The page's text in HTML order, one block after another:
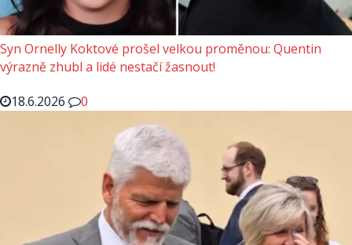
Syn Ornelly Koktové prošel velkou proměnou: Quentin
výrazně zhubl a lidé nestačí žasnout!
18.6.2026
0